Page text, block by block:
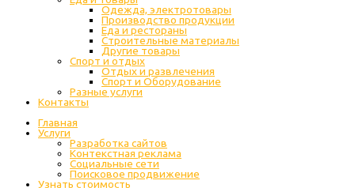
Одежда, электротовары
Производство продукции
Еда и рестораны
Строительные материалы
Другие товары
Спорт и отдых
Отдых и развлечения
Спорт и Оборудование
Разные услуги
Контакты
Главная
Услуги
Разработка сайтов
Контекстная реклама
Социальные сети
Поисковое продвижение
Узнать стоимость